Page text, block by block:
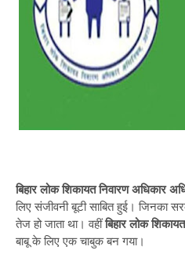
बिहार लोक शिकायत निवारण अधिकार
लिए संजीवनी बूटी साबित हुई। जिनका
तेज हो जाता था। वहींबिहार लोक शिकायत
बाबू के लिए एक चाबुक बन गया।